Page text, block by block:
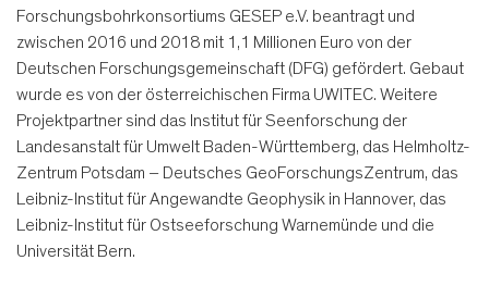
Forschungsbohrkonsortiums GESEP e.V. beantragt und
zwischen 2016 und 2018 mit 1,1 Millionen Euro von der
Deutschen Forschungsgemeinschaft (DFG) gefördert. Gebaut
wurde es von der österreichischen Firma UWITEC. Weitere
Projektpartner sind das Institut für Seenforschung der
Landesanstalt für Umwelt Baden-Württemberg, das Helmholtz-
Zentrum Potsdam – Deutsches GeoForschungsZentrum, das
Leibniz-Institut für Angewandte Geophysik in Hannover, das
Leibniz-Institut für Ostseeforschung Warnemünde und die
Universität Bern.